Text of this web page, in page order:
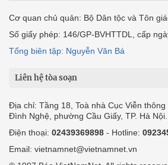
Cơ quan chủ quản: Bộ Dân tộc và Tôn
Số giấy phép: 146/GP-BVHTTDL, cấp
Tổng biên tập: Nguyễn Văn Bá
Liên hệ tòa soạn
Địa chỉ: Tầng 18, Toà nhà Cục Viễn
Đình Nghệ, phường Cầu Giấy, TP. Hà Nội.
Điện thoại: 02439369898 - Hotline:
Email: vietnamnet@vietnamnet.vn